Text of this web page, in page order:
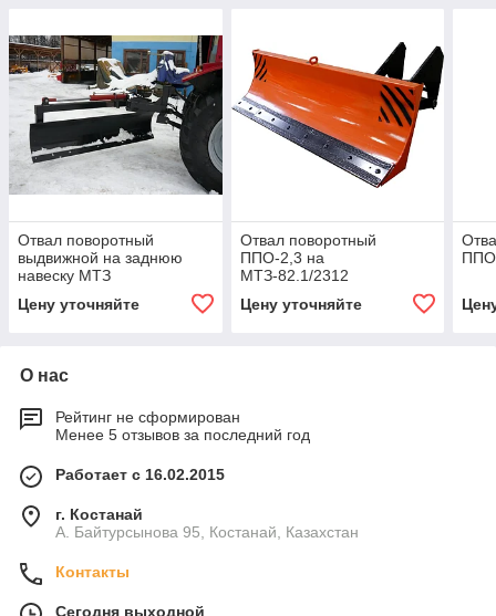
Отвал поворотный
выдвижной на заднюю
навеску МТЗ
Цену уточняйте
Отвал поворотный
ППО-2,3 на
МТЗ-82.1/2312
Цену уточняйте
О нас
Рейтинг не сформирован
Менее 5 отзывов за последний год
Работает с 16.02.2015
г. Костанай
А. Байтурсынова 95, Костанай, Казахстан
Контакты
Сегодня выходной